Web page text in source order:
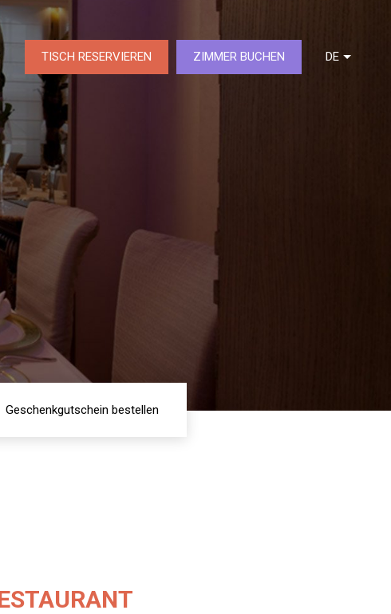
TISCH RESERVIEREN ZIMMER BUCHEN DE
Geschenkgutschein bestellen